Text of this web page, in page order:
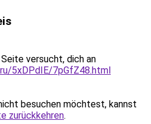
versucht, dich an
5xDPdIE/7pGfZ48.html
besuchen möchtest, kannst
zurückkehren.